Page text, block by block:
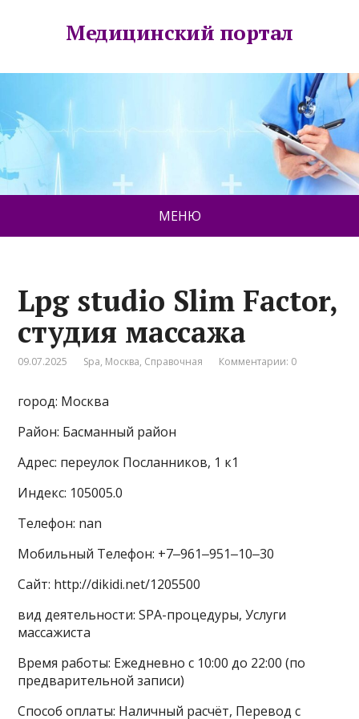
Медицинский портал
МЕНЮ
Lpg studio Slim Factor,
студия массажа
09.07.2025 Spa, Москва, Справочная Комментарии: 0
город: Москва
Район: Басманный район
Адрес: переулок Посланников, 1 к1
Индекс: 105005.0
Телефон: nan
Мобильный Телефон: +7‒961‒951‒10‒30
Сайт: http://dikidi.net/1205500
вид деятельности: SPA-процедуры, Услуги
массажиста
Время работы: Ежедневно с 10:00 до 22:00 (по
предварительной записи)
Способ оплаты: Наличный расчёт, Перевод с